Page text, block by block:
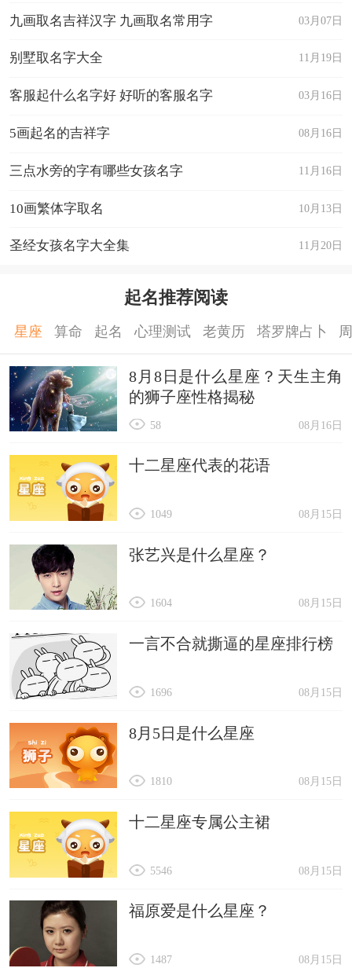
03月07日
九画取名吉祥汉字 九画取名常用字
11月19日
别墅取名字大全
03月16日
客服起什么名字好 好听的客服名字
08月16日
5画起名的吉祥字
11月16日
三点水旁的字有哪些女孩名字
10月13日
10画繁体字取名
11月20日
圣经女孩名字大全集
起名推荐阅读
星座 算命 起名 心理测试 老黄历 塔罗牌占卜
8月8日是什么星座？天生主角
的狮子座性格揭秘
08月16日
58
十二星座代表的花语
08月15日
1049
张艺兴是什么星座？
08月15日
1604
一言不合就撕逼的星座排行榜
08月15日
1696
8月5日是什么星座
08月15日
1810
十二星座专属公主裙
08月15日
5546
福原爱是什么星座？
08月15日
1487